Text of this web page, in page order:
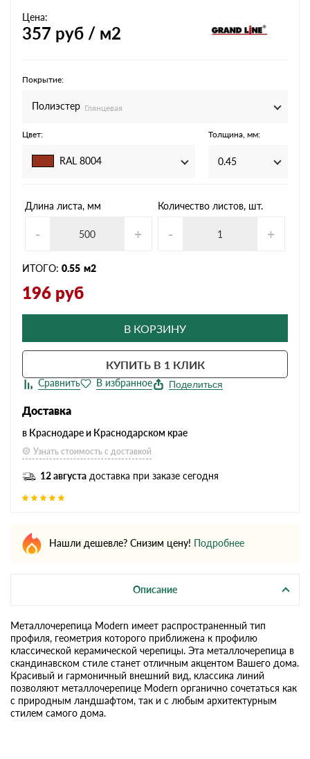
Цена:
357 руб / м2
Покрытие:
Полиэстер Глянцевая
Цвет:
RAL 8004
Толщина, мм:
0.45
Длина листа, мм
- +
Количество листов, шт.
- +
ИТОГО: 0.55 м2
196 руб
В КОРЗИНУ
КУПИТЬ В 1 КЛИК
Поделиться
Доставка
в Краснодаре и Краснодарском крае
Узнать стоимость с доставкой
12 августа доставка при заказе сегодня
Нашли дешевле? Снизим цену! Подробнее
Описание
Металлочерепица Modern имеет распространенный тип
профиля, геометрия которого приближена к профилю
классической керамической черепицы. Эта металлочерепица в
скандинавском стиле станет отличным акцентом Вашего дома.
Красивый и гармоничный внешний вид, классика линий
позволяют металлочерепице Modern органично сочетаться как
с природным ландшафтом, так и с любым архитектурным
стилем самого дома.